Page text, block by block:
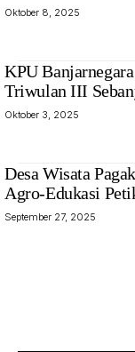
Oktober 8, 2025
KPU
Triwulan III
Oktober 3, 2025
‎Desa Wisata
Agro-Edukasi
September 27, 2025